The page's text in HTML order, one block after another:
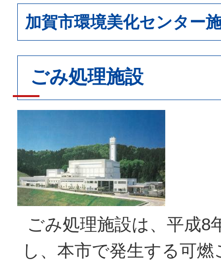
加賀市環境美化センター
ごみ処理施設
ごみ処理施設は、平成8
し、本市で発生する可